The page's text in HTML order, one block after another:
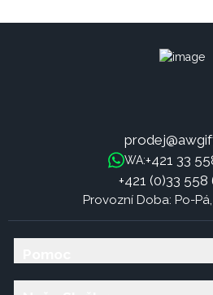
WA:+421 33
+421 (0)33 558
Provozní Doba: Po-